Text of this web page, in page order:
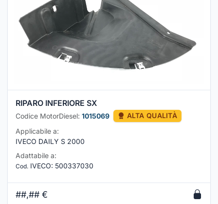
RIPARO INFERIORE SX
Codice MotorDiesel: 1015069
ALTA QUALITÀ
Applicabile a:
IVECO DAILY S 2000
Adattabile a:
Cod. IVECO: 500337030
##,## €